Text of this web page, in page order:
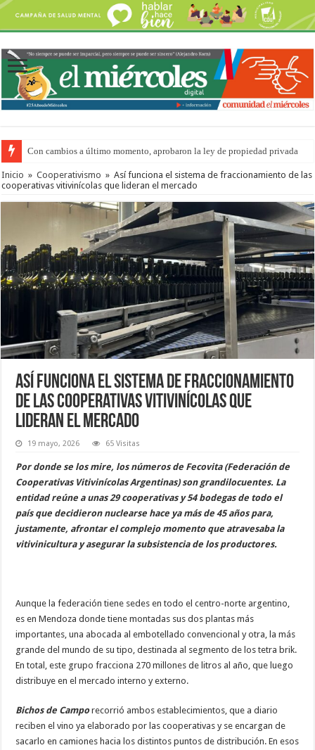
Con cambios a último momento, aprobaron la ley de propiedad privada
Del viernes 7 al domingo 9 de agosto: la agenda ¿A dónde ir? para este
Inicio » Cooperativismo » Así funciona el sistema de fraccionamiento de las
cooperativas vitivinícolas que lideran el mercado
Así funciona el sistema de fraccionamiento
de las cooperativas vitivinícolas que
lideran el mercado
19 mayo, 2026 65 Visitas
Por donde se los mire, los números de Fecovita (Federación de
Cooperativas Vitivinícolas Argentinas) son grandilocuentes. La
entidad reúne a unas 29 cooperativas y 54 bodegas de todo el
país que decidieron nuclearse hace ya más de 45 años para,
justamente, afrontar el complejo momento que atravesaba la
vitivinicultura y asegurar la subsistencia de los productores.
Aunque la federación tiene sedes en todo el centro-norte argentino,
es en Mendoza donde tiene montadas sus dos plantas más
importantes, una abocada al embotellado convencional y otra, la más
grande del mundo de su tipo, destinada al segmento de los tetra brik.
En total, este grupo fracciona 270 millones de litros al año, que luego
distribuye en el mercado interno y externo.
Bichos de Campo recorrió ambos establecimientos, que a diario
reciben el vino ya elaborado por las cooperativas y se encargan de
sacarlo en camiones hacia los distintos puntos de distribución. En esos